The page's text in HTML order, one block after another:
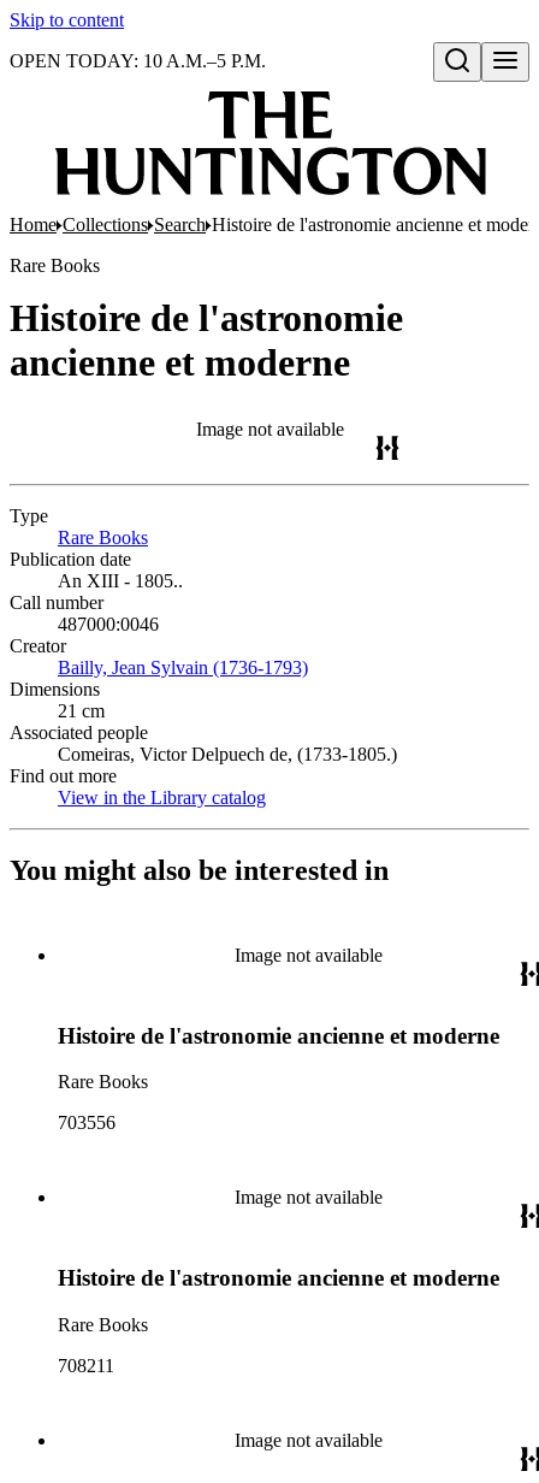
Skip to content
Open search
OPEN TODAY: 10 A.M.–5 P.M.
Home Collections Search Histoire de l'astronomie ancienne et
Rare Books
Histoire de l'astronomie
ancienne et moderne
Image not available
Type
Rare Books
Publication date
An XIII - 1805..
Call number
487000:0046
Creator
Bailly, Jean Sylvain (1736-1793)
Dimensions
21 cm
Associated people
Comeiras, Victor Delpuech de, (1733-1805.)
Find out more
View in the Library catalog
You might also be interested in
Image not available
Histoire de l'astronomie ancienne et moderne
Rare Books
703556
Image not available
Histoire de l'astronomie ancienne et moderne
Rare Books
708211
Image not available